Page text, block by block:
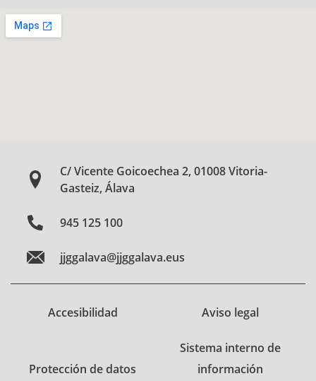
C/ Vicente Goicoechea 2, 01008 Vitoria-
Gasteiz, Álava
945 125 100
jjggalava@jjggalava.eus
Accesibilidad Aviso legal
Protección de datos
Sistema interno de
información